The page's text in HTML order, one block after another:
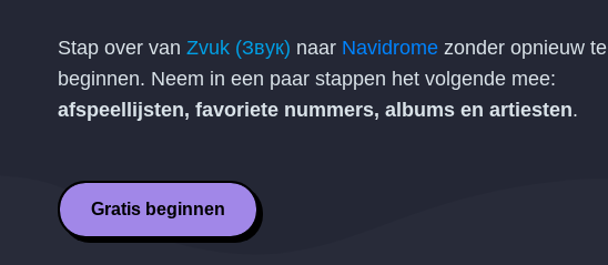
Stap over van Zvuk (Звук) naar Navidrome zonder opnieuw te
beginnen. Neem in een paar stappen het volgende mee:
afspeellijsten, favoriete nummers, albums en artiesten.
Gratis beginnen